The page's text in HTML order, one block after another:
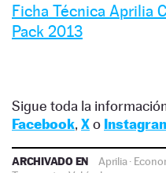
Ficha Técnica Aprilia
Pack 2013
Sigue toda la
Facebook, Xo
ARCHIVADO EN Aprilia·